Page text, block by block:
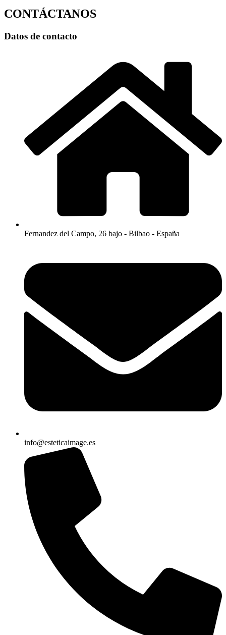
CONTÁCTANOS
Datos de contacto
Fernandez del Campo, 26 bajo - Bilbao - España
info@esteticaimage.es